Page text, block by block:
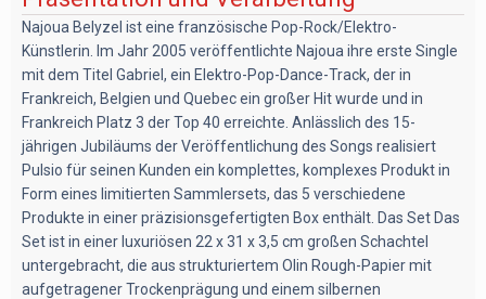
Najoua Belyzel ist eine französische Pop-Rock/Elektro-
Künstlerin. Im Jahr 2005 veröffentlichte Najoua ihre erste Single
mit dem Titel Gabriel, ein Elektro-Pop-Dance-Track, der in
Frankreich, Belgien und Quebec ein großer Hit wurde und in
Frankreich Platz 3 der Top 40 erreichte. Anlässlich des 15-
jährigen Jubiläums der Veröffentlichung des Songs realisiert
Pulsio für seinen Kunden ein komplettes, komplexes Produkt in
Form eines limitierten Sammlersets, das 5 verschiedene
Produkte in einer präzisionsgefertigten Box enthält. Das Set Das
Set ist in einer luxuriösen 22 x 31 x 3,5 cm großen Schachtel
untergebracht, die aus strukturiertem Olin Rough-Papier mit
aufgetragener Trockenprägung und einem silbernen